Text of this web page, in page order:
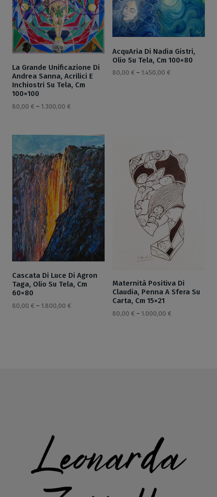
La Grande Unificazione Di
Andrea Sanna, Acrilici E
Inchiostri Su Tela, Cm
100×100
80,00 € – 1.300,00 €
AcquAria Di Nadia Gistri,
Olio Su Tela, Cm 100×80
80,00 € – 1.450,00 €
Cascata Di Luce Di Agron
Taga, Olio Su Tela, Cm
60×80
80,00 € – 1.800,00 €
Maternità Positiva Di
Claudia, Penna A Sfera Su
Carta, Cm 15×21
80,00 € – 1.000,00 €